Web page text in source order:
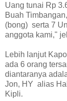
Uang tunai Rp
Buah
(bong) serta 7
anggota kami,"
Lebih lanjut
ada 6 orang
diantaranya
Jon, HY alias
Kipli.